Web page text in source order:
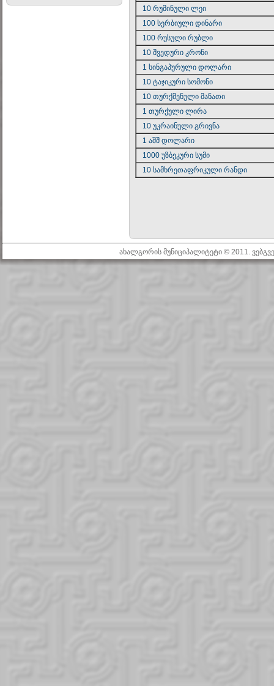
10 რუმინული ლეი
100 სერბიული დინარი
100 რუსული რუბლი
10 შვედური კრონი
1 სინგაპურული დოლარი
10 ტაჯიკური სომონი
10 თურქმენული მანათი
1 თურქული ლირა
10 უკრაინული გრივნა
1 აშშ დოლარი
1000 უზბეკური სუმი
10 სამხრეთაფრიკული რანდი
ახალგორის მუნიციპალიტეტი © 2011.